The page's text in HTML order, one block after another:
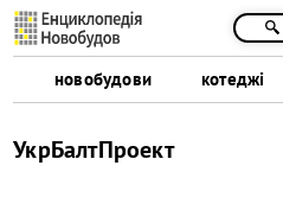
новобудови котеджі
УкрБалтПроект